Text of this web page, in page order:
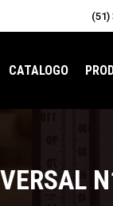
(51)
CATALOGO